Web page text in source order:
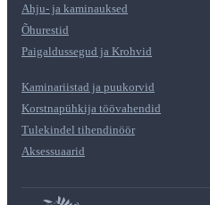
Ahju- ja kaminauksed
Õhurestid
Paigaldussegud ja Krohvid
Kaminariistad ja puukorvid
Korstnapühkija töövahendid
Tulekindel tihendinöör
Aksessuaarid